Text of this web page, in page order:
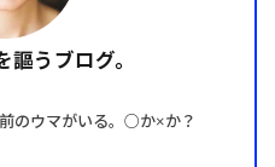
謳うブログ。
のウマがいる。○か×か？